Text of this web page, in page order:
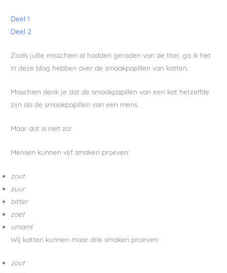
Deel 1
Deel 2
Zoals jullie misschien al hadden geraden van de titel, ga ik het
in deze blog hebben over de smaakpapillen van katten.
Misschien denk je dat de smaakpapillen van een kat hetzelfde
zijn als de smaakpapillen van een mens.
Maar dat is niet zo!
Mensen kunnen vijf smaken proeven:
zout
zuur
bitter
zoet
umami
Wij katten kunnen maar drie smaken proeven:
zout